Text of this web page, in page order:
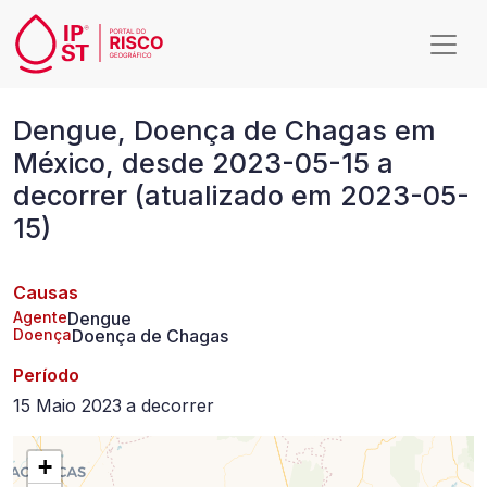
Passar para o conteúdo principal
Doença
de
Chagas
em
México,
desde
2023-
05-
a
Dengue, Doença de Chagas em
México, desde 2023-05-15 a
decorrer (atualizado em 2023-05-
15)
Causas
AgenteDengue
DoençaDoença de Chagas
Período
15 Maio 2023 a decorrer
+